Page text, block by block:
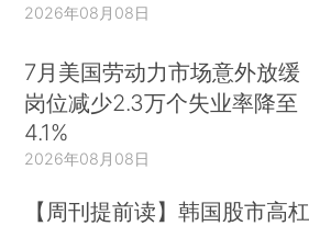
2026年08月08日
7月美国劳动力市场意外放缓
岗位减少2.3万个失业率降至
4.1%
2026年08月08日
【周刊提前读】韩国股市高杠